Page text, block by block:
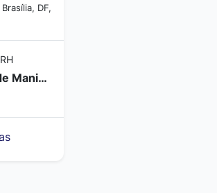
DF,
Atendente - Farmácia de Manipulação